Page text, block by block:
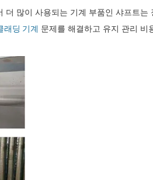
많이 사용되는 기계 부품인 샤프트는
래딩 기계 문제를 해결하고 유지 관리 비